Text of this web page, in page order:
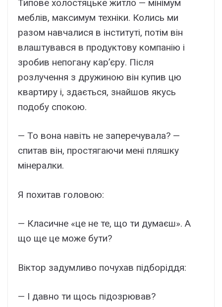
Типове холостяцьке житло — мінімум
меблів, максимум техніки. Колись ми
разом навчалися в інституті, потім він
влаштувався в продуктову компанію і
зробив непогану кар’єру. Після
розлучення з дружиною він купив цю
квартиру і, здається, знайшов якусь
подобу спокою.
— То вона навіть не заперечувала? —
спитав він, простягаючи мені пляшку
мінералки.
Я похитав головою:
— Класичне «це не те, що ти думаєш». А
що ще це може бути?
Віктор задумливо почухав підборіддя:
— І давно ти щось підозрював?